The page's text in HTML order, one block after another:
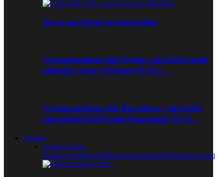
De ce am trecut pe mirrorless
Corespondenta din Scotia: am testat noile
obiective Sony 135mm f/1.8 G…
Corespondenta din Barcelona: am testat
aparatele Full Frame Panasonic S1 si…
Noutati
ToateConcurs
FotoDiverseExpozitiiInterviuriLansariWorkshopZvonuri